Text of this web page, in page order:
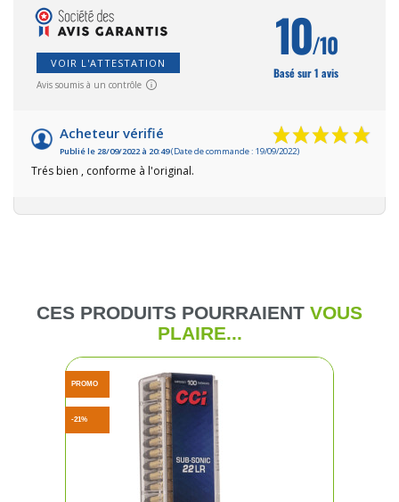
VOIR L'ATTESTATION
Avis soumis à un contrôle
10/10
Basé sur 1 avis
Acheteur vérifié
Publié le 28/09/2022 à 20:49(Date de commande : 19/09/2022)
Trés bien , conforme à l'original.
CES PRODUITS POURRAIENT VOUS
PLAIRE...
PROMO
-21%